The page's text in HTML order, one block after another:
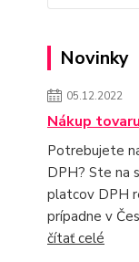
Novinky
05.12.2022
Nákup
Potrebujete
DPH? Ste na
platcov DPH
prípadne v
čítať celé